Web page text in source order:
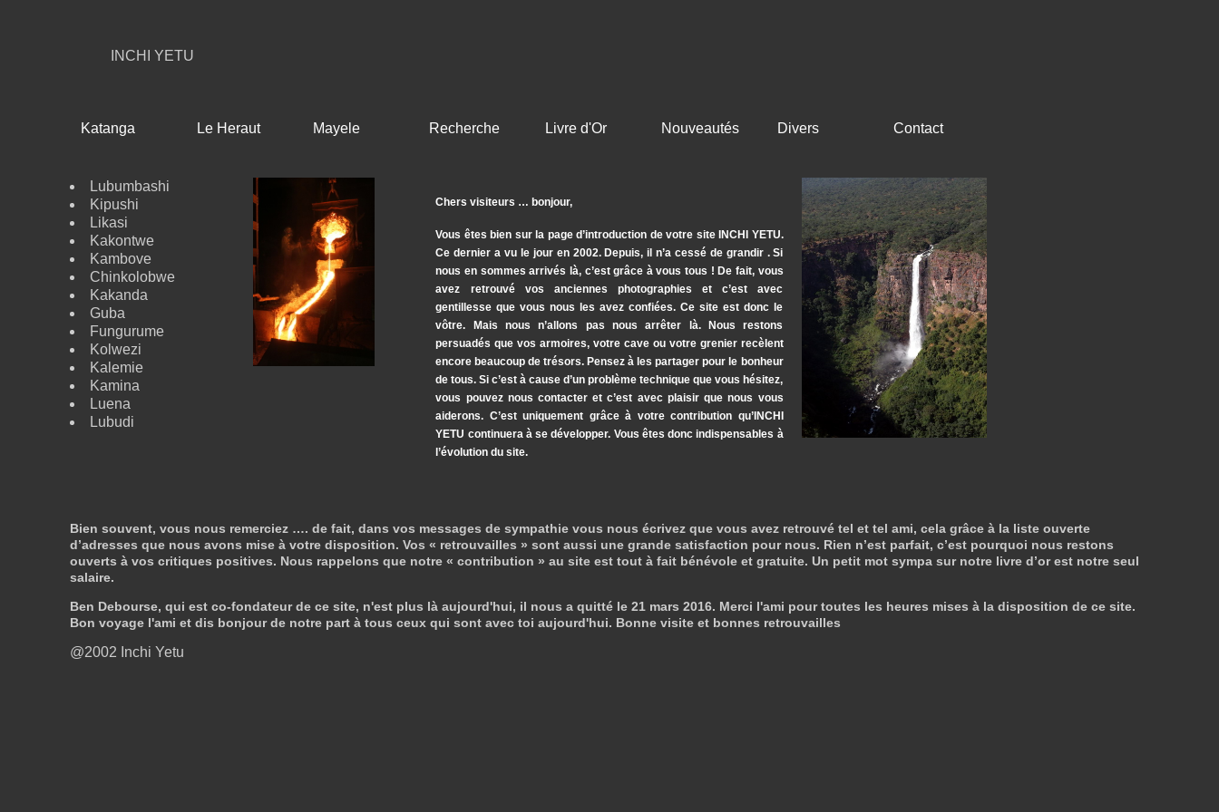
INCHI YETU
Katanga Le Heraut Mayele Recherche Livre d'Or Nouveautés Divers Contact
Lubumbashi
Kipushi
Likasi
Kakontwe
Kambove
Chinkolobwe
Kakanda
Guba
Fungurume
Kolwezi
Kalemie
Kamina
Luena
Lubudi
Chers visiteurs … bonjour,
Vous êtes bien sur la page d’introduction de votre site INCHI YETU.
Ce dernier a vu le jour en 2002. Depuis, il n’a cessé de grandir . Si
nous en sommes arrivés là, c’est grâce à vous tous ! De fait, vous
avez retrouvé vos anciennes photographies et c’est avec
gentillesse que vous nous les avez confiées. Ce site est donc le
vôtre. Mais nous n’allons pas nous arrêter là. Nous restons
persuadés que vos armoires, votre cave ou votre grenier recèlent
encore beaucoup de trésors. Pensez à les partager pour le bonheur
de tous. Si c’est à cause d’un problème technique que vous hésitez,
vous pouvez nous contacter et c’est avec plaisir que nous vous
aiderons. C’est uniquement grâce à votre contribution qu’INCHI
YETU continuera à se développer. Vous êtes donc indispensables à
l’évolution du site.
Bien souvent, vous nous remerciez …. de fait, dans vos messages de sympathie vous nous écrivez que vous avez retrouvé tel et tel ami, cela grâce à la liste ouverte
d’adresses que nous avons mise à votre disposition. Vos « retrouvailles » sont aussi une grande satisfaction pour nous. Rien n’est parfait, c’est pourquoi nous restons
ouverts à vos critiques positives. Nous rappelons que notre « contribution » au site est tout à fait bénévole et gratuite. Un petit mot sympa sur notre livre d’or est notre seul
salaire.
Ben Debourse, qui est co-fondateur de ce site, n'est plus là aujourd'hui, il nous a quitté le 21 mars 2016. Merci l'ami pour toutes les heures mises à la disposition de ce site.
Bon voyage l'ami et dis bonjour de notre part à tous ceux qui sont avec toi aujourd'hui. Bonne visite et bonnes retrouvailles
@2002 Inchi Yetu